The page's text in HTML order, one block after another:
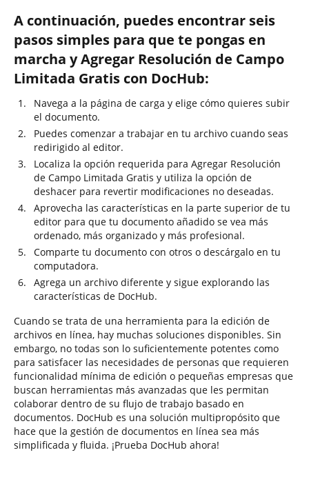
A continuación, puedes encontrar seis
pasos simples para que te pongas en
marcha y Agregar Resolución de Campo
Limitada Gratis con DocHub:
Navega a la página de carga y elige cómo quieres subir
el documento.
Puedes comenzar a trabajar en tu archivo cuando seas
redirigido al editor.
Localiza la opción requerida para Agregar Resolución
de Campo Limitada Gratis y utiliza la opción de
deshacer para revertir modificaciones no deseadas.
Aprovecha las características en la parte superior de tu
editor para que tu documento añadido se vea más
ordenado, más organizado y más profesional.
Comparte tu documento con otros o descárgalo en tu
computadora.
Agrega un archivo diferente y sigue explorando las
características de DocHub.
Cuando se trata de una herramienta para la edición de
archivos en línea, hay muchas soluciones disponibles. Sin
embargo, no todas son lo suficientemente potentes como
para satisfacer las necesidades de personas que requieren
funcionalidad mínima de edición o pequeñas empresas que
buscan herramientas más avanzadas que les permitan
colaborar dentro de su flujo de trabajo basado en
documentos. DocHub es una solución multipropósito que
hace que la gestión de documentos en línea sea más
simplificada y fluida. ¡Prueba DocHub ahora!